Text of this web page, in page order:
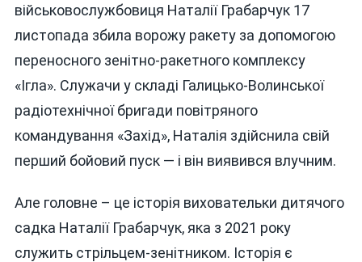
військовослужбовиця Наталії Грабарчук 17
листопада збила ворожу ракету за допомогою
переносного зенітно-ракетного комплексу
«Ігла». Служачи у складі Галицько-Волинської
радіотехнічної бригади повітряного
командування «Захід», Наталія здійснила свій
перший бойовий пуск — і він виявився влучним.
Але головне – це історія виховательки дитячого
садка Наталії Грабарчук, яка з 2021 року
служить стрільцем-зенітником. Історія є